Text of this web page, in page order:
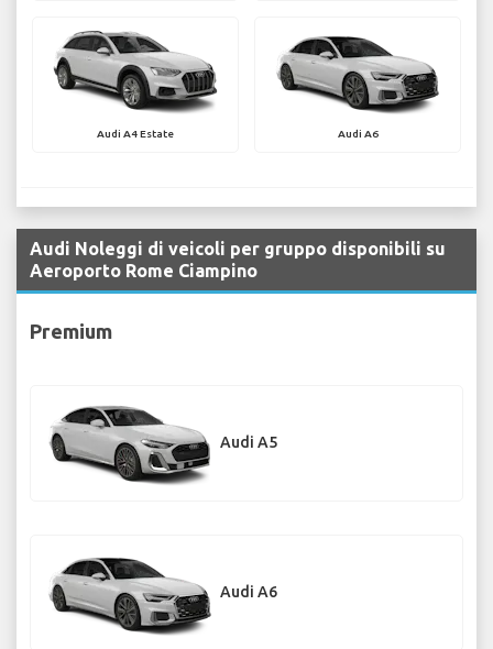
Audi A4 Estate Audi A6
Audi Noleggi di veicoli per gruppo disponibili su
Aeroporto Rome Ciampino
Premium
Audi A5
Audi A6